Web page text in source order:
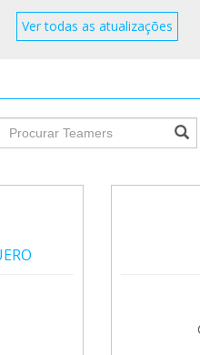
Ver todas as atualizações